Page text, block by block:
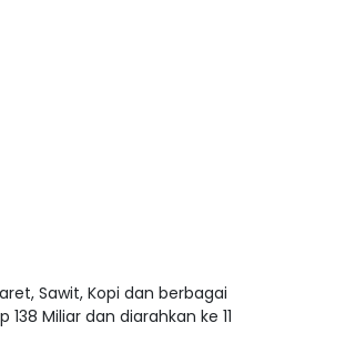
Sawit, Kopi dan berbagai
Miliar dan diarahkan ke 11